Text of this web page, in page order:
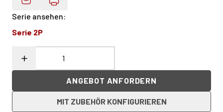
Produktdaten Per E-Mail
Serie ansehen:
Serie 2P
ANGEBOT ANFORDERN
MIT ZUBEHÖR KONFIGURIEREN